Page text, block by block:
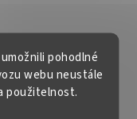
pohodlné
webu neustále
použitelnost.